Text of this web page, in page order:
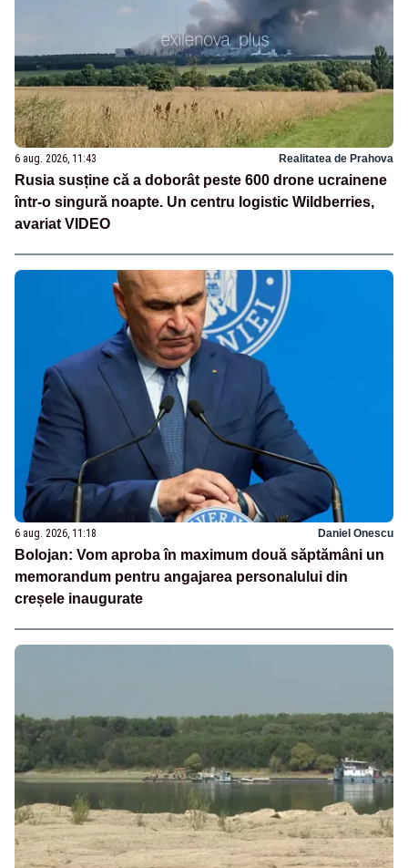
6 aug. 2026, 11:43 Realitatea de Prahova
Rusia susține că a doborât peste 600 drone ucrainene
într-o singură noapte. Un centru logistic Wildberries,
avariat VIDEO
6 aug. 2026, 11:18 Daniel Onescu
Bolojan: Vom aproba în maximum două săptămâni un
memorandum pentru angajarea personalului din
creșele inaugurate